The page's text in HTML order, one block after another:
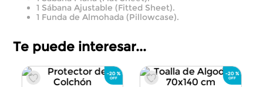
1 Sábana Ajustable (Fitted Sheet).
1 Funda de Almohada (Pillowcase).
Te puede interesar...